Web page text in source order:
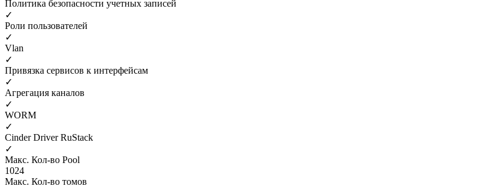
Политика безопасности учетных записей
✓
Роли пользователей
✓
Vlan
✓
Привязка сервисов к интерфейсам
✓
Агрегация каналов
✓
WORM
✓
Cinder Driver RuStack
✓
Макс. Кол-во Pool
1024
Макс. Кол-во томов